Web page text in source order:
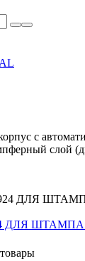
с
слой
ДЛЯ